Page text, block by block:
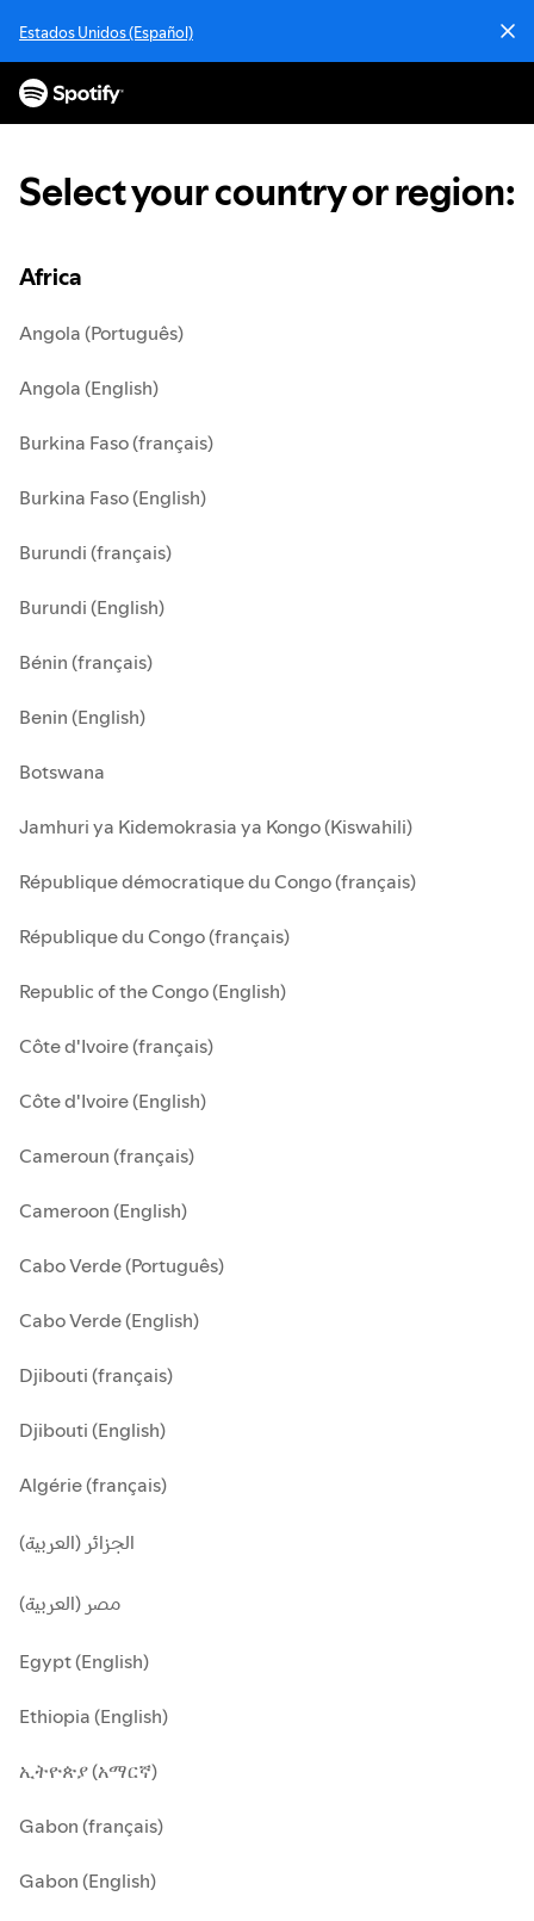
i
Estados Unidos (Español)
Select your country or region:
Africa
Angola (Português)
Angola (English)
Burkina Faso (français)
Burkina Faso (English)
Burundi (français)
Burundi (English)
Bénin (français)
Benin (English)
Botswana
Jamhuri ya Kidemokrasia ya Kongo (Kiswahili)
République démocratique du Congo (français)
République du Congo (français)
Republic of the Congo (English)
Côte d'Ivoire (français)
Côte d'Ivoire (English)
Cameroun (français)
Cameroon (English)
Cabo Verde (Português)
Cabo Verde (English)
Djibouti (français)
Djibouti (English)
Algérie (français)
الجزائر (العربية)
مصر (العربية)
Egypt (English)
Ethiopia (English)
ኢትዮጵያ (አማርኛ)
Gabon (français)
Gabon (English)